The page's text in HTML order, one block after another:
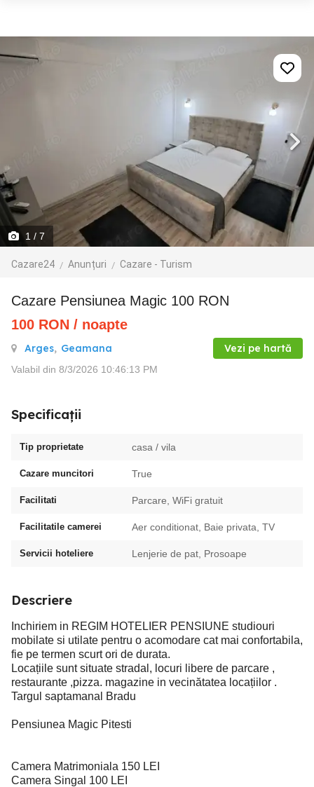
1 / 7
Cazare24 Anunțuri Cazare - Turism
Cazare Pensiunea Magic 100 RON
100 RON / noapte
Arges, Geamana Vezi pe hartă
Valabil din 8/3/2026 10:46:13 PM
Specificații
Tip proprietate casa / vila
Cazare muncitori True
Facilitati Parcare, WiFi gratuit
Facilitatile camerei Aer conditionat, Baie privata, TV
Servicii hoteliere Lenjerie de pat, Prosoape
Descriere
Inchiriem in REGIM HOTELIER PENSIUNE studiouri
mobilate si utilate pentru o acomodare cat mai confortabila,
fie pe termen scurt ori de durata.
Locațiile sunt situate stradal, locuri libere de parcare ,
restaurante ,pizza. magazine in vecinătatea locațiilor .
Targul saptamanal Bradu
Pensiunea Magic Pitesti
Camera Matrimoniala 150 LEI
Camera Singal 100 LEI